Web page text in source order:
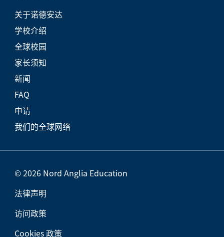
关于诺德安达
学校介绍
全球校园
家长须知
新闻
FAQ
申请
我们的全球网络
© 2026 Nord Anglia Education
法律声明
访问政策
Cookies 政策